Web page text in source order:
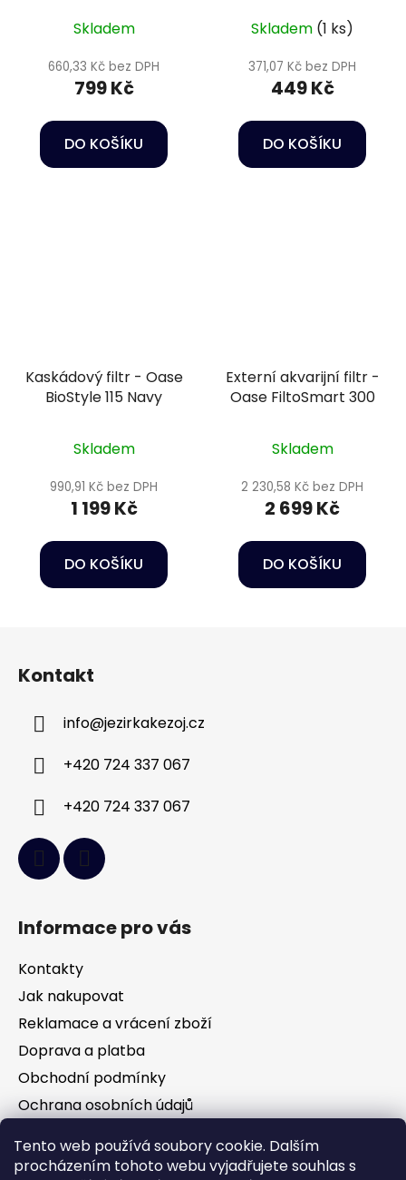
Tento web používá soubory cookie. Dalším
procházením tohoto webu vyjadřujete souhlas s
Skladem
660,33 Kč bez DPH
799 Kč
DO KOŠÍKU
Skladem (1 ks)
371,07 Kč bez DPH
449 Kč
DO KOŠÍKU
Kaskádový filtr - Oase
BioStyle 115 Navy
Skladem
990,91 Kč bez DPH
1 199 Kč
DO KOŠÍKU
Externí akvarijní filtr -
Oase FiltoSmart 300
Skladem
2 230,58 Kč bez DPH
2 699 Kč
DO KOŠÍKU
Kontakt
info@jezirkakezoj.cz
+420 724 337 067
+420 724 337 067
Informace pro vás
Kontakty
Jak nakupovat
Reklamace a vrácení zboží
Doprava a platba
Obchodní podmínky
Ochrana osobních údajů
Facebook